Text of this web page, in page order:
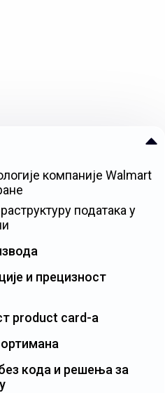
компаније Walmart
података у
и прецизност
product card-а
кода и решења за